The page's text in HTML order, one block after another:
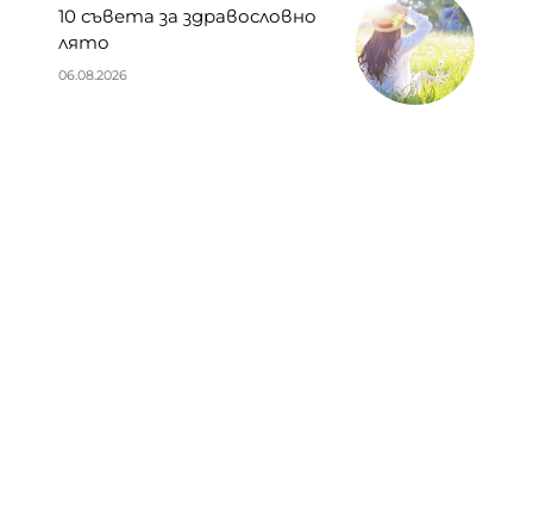
10 съвета за здравословно
лято
06.08.2026